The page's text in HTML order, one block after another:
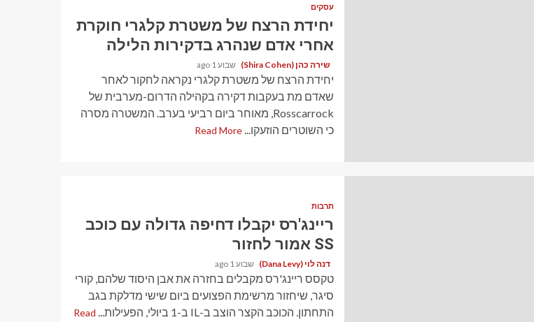
עסקים
יחידת הרצח של משטרת קלגרי חוקרת
אחרי אדם שנהרג בדקירות הלילה
שירה כהן (Shira Cohen) שבוע 1 ago
יחידת הרצח של משטרת קלגרי נקראה לחקור לאחר
שאדם מת בעקבות דקירה בקהילה הדרום-מערבית של
Rosscarrock, מאוחר ביום רביעי בערב. המשטרה מסרה
כי השוטרים הוזעקו...Read More
תרבות
ריינג'רס יקבלו דחיפה גדולה עם כוכב
SS אמור לחזור
דנה לוי (Dana Levy) שבוע 1 ago
טקסס ריינג'רס מקבלים בחזרה את אבן היסוד שלהם, קורי
סיגר, שיחזור מרשימת הפצועים ביום שישי מדלקת בגב
התחתון. הכוכב הקצר הוצב ב-IL ב-1 ביולי, הפעילות...
Read